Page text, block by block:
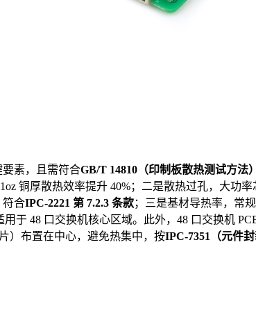
要素，且需符合GB/T 14810（印制板散热测试方法
铜厚散热效率提升 40%；二是散热过孔，大功
符合IPC-2221 第 7.2.3 条款；三是基材导热率，常
用于 48 口交换机核心区域。此外，48 口交换机
）布置在中心，避免热集中，按IPC-7351（元件封